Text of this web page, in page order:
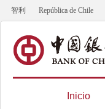
智利 República de Chile
Inicio